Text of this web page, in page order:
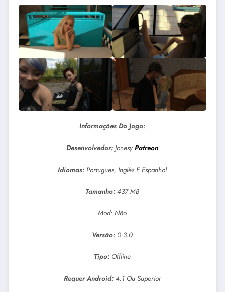
Informações Do Jogo:
Desenvolvedor: JonesyPatreon
Idiomas: Portugues, Inglês E Espanhol
Tamanho: 437 MB
Mod: Não
Versão: 0.3.0
Tipo: Offline
Requer Android:4.1 Ou Superior